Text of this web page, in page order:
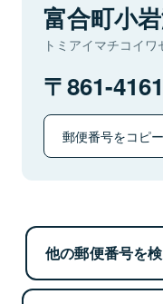
富合町小
トミアイマチコイワ
861-4161
郵便番号をコピ
他の郵便番号を